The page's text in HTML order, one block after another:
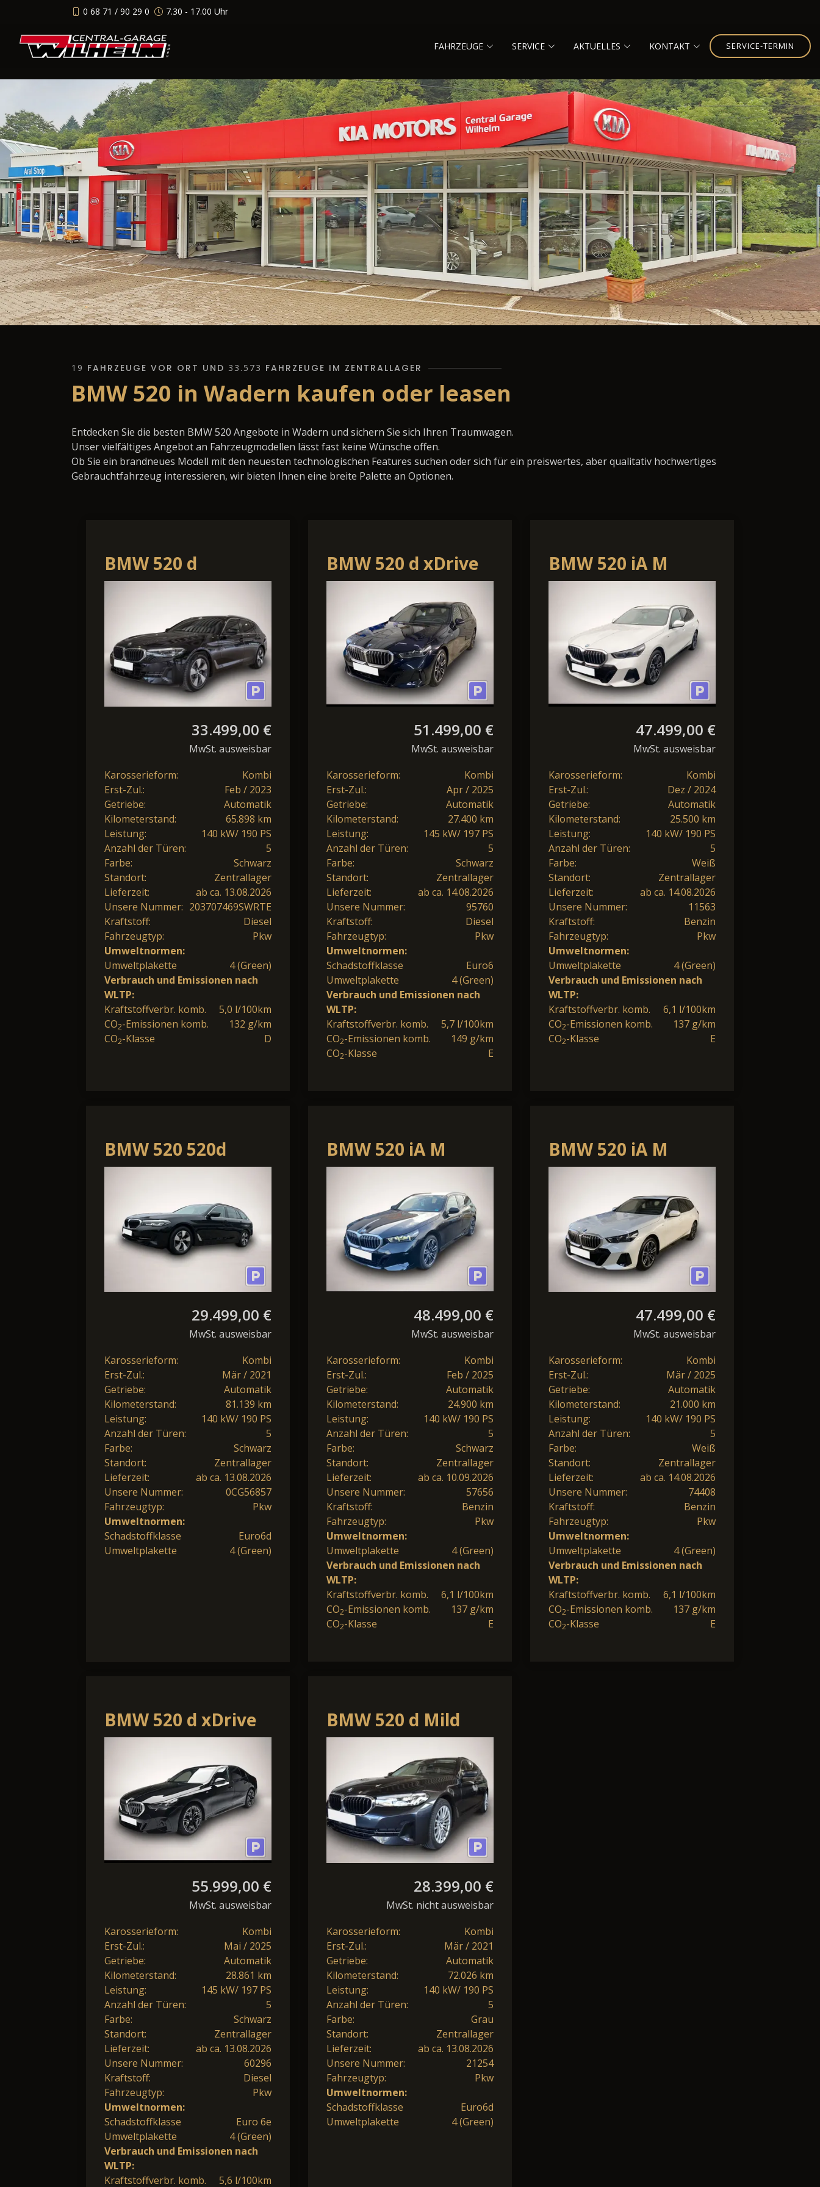
0 68 71 / 90 29 0 7.30 - 17.00 Uhr
FAHRZEUGE SERVICE AKTUELLES KONTAKT SERVICE-TERMIN
19 FAHRZEUGE VOR ORT UND 33.573 FAHRZEUGE IM ZENTRALLAGER
BMW 520 in Wadern kaufen oder leasen
Entdecken Sie die besten BMW 520 Angebote in Wadern und sichern Sie sich Ihren Traumwagen.
Unser vielfältiges Angebot an Fahrzeugmodellen lässt fast keine Wünsche offen.
Ob Sie ein brandneues Modell mit den neuesten technologischen Features suchen oder sich für ein preiswertes, aber qualitativ hochwertiges
Gebrauchtfahrzeug interessieren, wir bieten Ihnen eine breite Palette an Optionen.
BMW 520 d
Touring-BMW Live
Prof.*AHK*Kamera*
33.499,00 €
MwSt. ausweisbar
Karosserieform:
Kombi
Erst-Zul.:
Feb / 2023
Getriebe:
Automatik
Kilometerstand:
65.898 km
Leistung:
140 kW/ 190 PS
Anzahl der Türen:
5
Farbe:
Schwarz
Standort:
Zentrallager
Lieferzeit:
ab ca. 13.08.2026
Unsere Nummer: 203707469SWRTE
Kraftstoff:
Diesel
Fahrzeugtyp:
Pkw
Umweltnormen:
Umweltplakette
4 (Green)
Verbrauch und Emissionen nach
WLTP:
Kraftstoffverbr. komb.
5,0 l/100km
CO2-Emissionen komb.
132 g/km
CO2-Klasse D
BMW 520 d xDrive
M
Sport*Standheizung*AHK*DAB
51.499,00 €
MwSt. ausweisbar
Karosserieform:
Kombi
Erst-Zul.:
Apr / 2025
Getriebe:
Automatik
Kilometerstand:
27.400 km
Leistung:
145 kW/ 197 PS
Anzahl der Türen:
5
Farbe:
Schwarz
Standort:
Zentrallager
Lieferzeit:
ab ca. 14.08.2026
Unsere Nummer:
95760
Kraftstoff:
Diesel
Fahrzeugtyp:
Pkw
Umweltnormen:
Schadstoffklasse
Euro6
Umweltplakette
4 (Green)
Verbrauch und Emissionen nach
WLTP:
Kraftstoffverbr. komb.
5,7 l/100km
CO2-Emissionen komb.
149 g/km
CO2-Klasse E
BMW 520 iA M
47.499,00 €
MwSt. ausweisbar
Karosserieform:
Kombi
Erst-Zul.:
Dez / 2024
Getriebe:
Automatik
Kilometerstand:
25.500 km
Leistung:
140 kW/ 190 PS
Anzahl der Türen:
5
Farbe:
Weiß
Standort:
Zentrallager
Lieferzeit:
ab ca. 14.08.2026
Unsere Nummer:
11563
Kraftstoff:
Benzin
Fahrzeugtyp:
Pkw
Umweltnormen:
Umweltplakette
4 (Green)
Verbrauch und Emissionen nach
WLTP:
Kraftstoffverbr. komb.
6,1 l/100km
CO2-Emissionen komb.
137 g/km
CO2-Klasse E
BMW 520 520d
Touring *LED Navi
AHK Luftf. Kamera
Sitzh.*
29.499,00 €
MwSt. ausweisbar
Karosserieform:
Kombi
Erst-Zul.:
Mär / 2021
Getriebe:
Automatik
Kilometerstand:
81.139 km
Leistung:
140 kW/ 190 PS
Anzahl der Türen:
5
Farbe:
Schwarz
Standort:
Zentrallager
Lieferzeit:
ab ca. 13.08.2026
Unsere Nummer:
0CG56857
Fahrzeugtyp:
Pkw
Umweltnormen:
Schadstoffklasse
Euro6d
Umweltplakette
4 (Green)
BMW 520 iA M
Sport*Standheizung*AHK*UPE
48.499,00 €
MwSt. ausweisbar
Karosserieform:
Kombi
Erst-Zul.:
Feb / 2025
Getriebe:
Automatik
Kilometerstand:
24.900 km
Leistung:
140 kW/ 190 PS
Anzahl der Türen:
5
Farbe:
Schwarz
Standort:
Zentrallager
Lieferzeit:
ab ca. 10.09.2026
Unsere Nummer:
57656
Kraftstoff:
Benzin
Fahrzeugtyp:
Pkw
Umweltnormen:
Umweltplakette
4 (Green)
Verbrauch und Emissionen nach
WLTP:
Kraftstoffverbr. komb.
6,1 l/100km
CO2-Emissionen komb.
137 g/km
CO2-Klasse E
BMW 520 iA M
47.499,00 €
MwSt. ausweisbar
Karosserieform:
Kombi
Erst-Zul.:
Mär / 2025
Getriebe:
Automatik
Kilometerstand:
21.000 km
Leistung:
140 kW/ 190 PS
Anzahl der Türen:
5
Farbe:
Weiß
Standort:
Zentrallager
Lieferzeit:
ab ca. 14.08.2026
Unsere Nummer:
74408
Kraftstoff:
Benzin
Fahrzeugtyp:
Pkw
Umweltnormen:
Umweltplakette
4 (Green)
Verbrauch und Emissionen nach
WLTP:
Kraftstoffverbr. komb.
6,1 l/100km
CO2-Emissionen komb.
137 g/km
CO2-Klasse E
BMW 520 d xDrive
Auto. M-Sport Navi
LED ACC Innovati
55.999,00 €
MwSt. ausweisbar
Karosserieform:
Kombi
Erst-Zul.:
Mai / 2025
Getriebe:
Automatik
Kilometerstand:
28.861 km
Leistung:
145 kW/ 197 PS
Anzahl der Türen:
5
Farbe:
Schwarz
Standort:
Zentrallager
Lieferzeit:
ab ca. 13.08.2026
Unsere Nummer:
60296
Kraftstoff:
Diesel
Fahrzeugtyp:
Pkw
Umweltnormen:
Schadstoffklasse
Euro 6e
Umweltplakette
4 (Green)
Verbrauch und Emissionen nach
WLTP:
Kraftstoffverbr. komb.
5,6 l/100km
BMW 520 d Mild
Hybrid HUD Navi
LED Kamera APP
28.399,00 €
MwSt. nicht ausweisbar
Karosserieform:
Kombi
Erst-Zul.:
Mär / 2021
Getriebe:
Automatik
Kilometerstand:
72.026 km
Leistung:
140 kW/ 190 PS
Anzahl der Türen:
5
Farbe:
Grau
Standort:
Zentrallager
Lieferzeit:
ab ca. 13.08.2026
Unsere Nummer:
21254
Fahrzeugtyp:
Pkw
Umweltnormen:
Schadstoffklasse
Euro6d
Umweltplakette
4 (Green)